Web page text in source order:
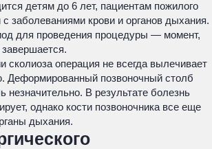
детям до 6 лет, пациентам пожилого
заболеваниями крови и органов дыхания.
для проведения процедуры — момент,
завершается.
сколиоза операция не всегда вылечивает
Деформированный позвоночный столб
незначительно. В результате болезнь
однако кости позвоночника все еще
дыхания.